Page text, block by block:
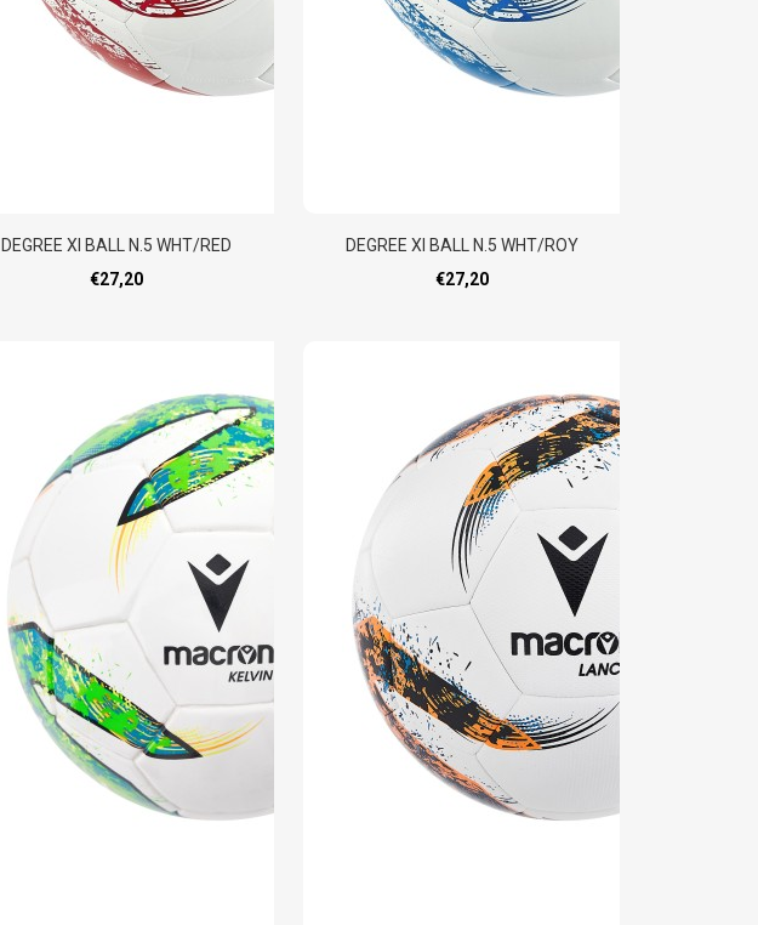
DEGREE XI BALL N.5 WHT/RED
€27,20
DEGREE XI BALL N.5 WHT/ROY
€27,20